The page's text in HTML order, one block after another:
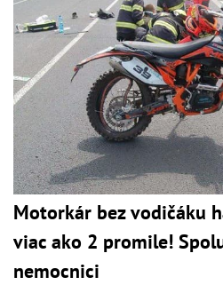
Motorkár bez vodičáku
viac ako 2 promile!
nemocnici